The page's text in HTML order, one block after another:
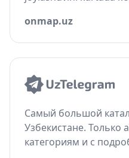
onmap.uz
Самый большой
Узбекистане. Только
категориям и с